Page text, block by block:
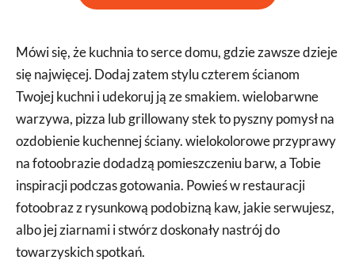
Mówi się, że kuchnia to serce domu, gdzie zawsze dzieje
się najwięcej. Dodaj zatem stylu czterem ścianom
Twojej kuchni i udekoruj ją ze smakiem. wielobarwne
warzywa, pizza lub grillowany stek to pyszny pomysł na
ozdobienie kuchennej ściany. wielokolorowe przyprawy
na fotoobrazie dodadzą pomieszczeniu barw, a Tobie
inspiracji podczas gotowania. Powieś w restauracji
fotoobraz z rysunkową podobizną kaw, jakie serwujesz,
albo jej ziarnami i stwórz doskonały nastrój do
towarzyskich spotkań.